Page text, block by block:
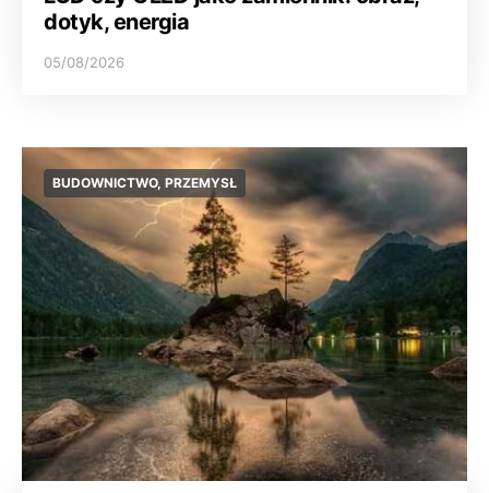
dotyk, energia
05/08/2026
BUDOWNICTWO, PRZEMYSŁ